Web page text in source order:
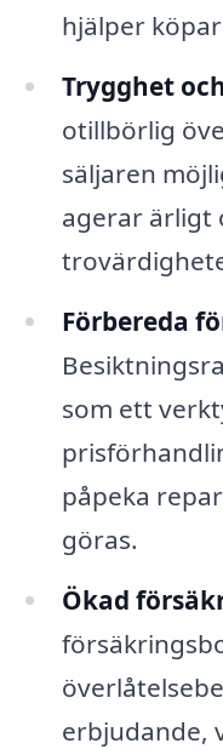
hjälper
Trygghet
otillbörlig
säljaren
agerar ärligt
Förbereda
som ett
påpeka
göras.
Ökad
erbjudande,